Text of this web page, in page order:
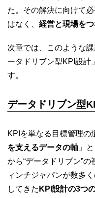
た。その解決に向けて
はなく、 経営と現場を
次章では、このような
ータドリブン型KPI設計
す。
データドリブン型
KPIを単なる目標管理の
を支えるデータの軸 」
から“データドリブン”
ィンチジャパンが数多
してきた KPI設計の3つ